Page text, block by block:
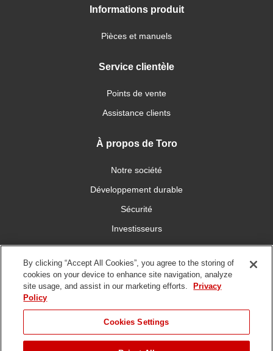
Informations produit
Pièces et manuels
Service clientèle
Points de vente
Assistance clients
À propos de Toro
Notre société
Développement durable
Sécurité
Investisseurs
Carrières
Connectez-vous avec nous
By clicking “Accept All Cookies”, you agree to the storing of
cookies on your device to enhance site navigation, analyze
site usage, and assist in our marketing efforts.
Privacy
Policy
Cookies Settings